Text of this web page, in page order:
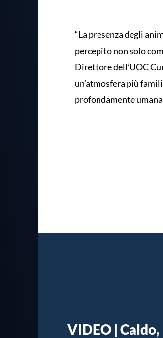
“La presenza degli
percepito non solo
Direttore dell’UOC
un’atmosfera più
profondamente
VIDEO |